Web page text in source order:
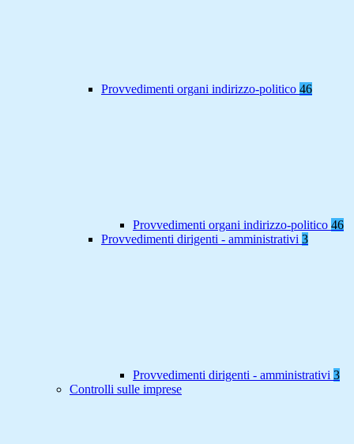
Provvedimenti organi indirizzo-politico 46
Provvedimenti organi indirizzo-politico 46
Provvedimenti dirigenti - amministrativi 3
Provvedimenti dirigenti - amministrativi 3
Controlli sulle imprese